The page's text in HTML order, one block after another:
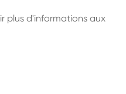
plus d'informations aux